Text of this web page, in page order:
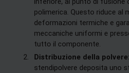
polimerica. Questo riduce al
deformazioni termiche e
meccaniche uniformi e
tutto il componente.
Distribuzione della polvere:
stendipolvere deposita uno